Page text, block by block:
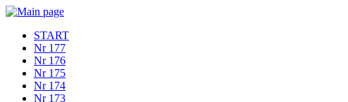
START
Nr 177
Nr 176
Nr 175
Nr 174
Nr 173